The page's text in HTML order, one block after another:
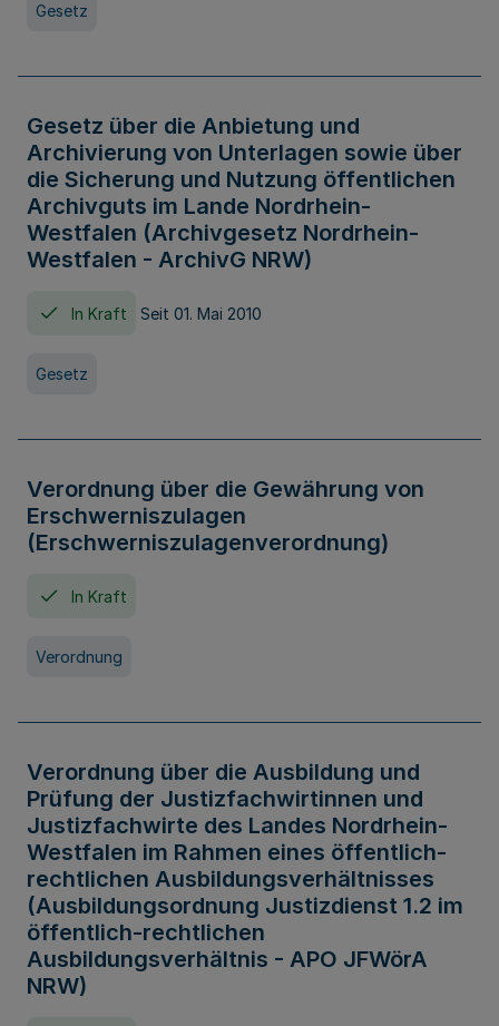
Gesetz
Gesetz über die Anbietung und
Archivierung von Unterlagen sowie über
die Sicherung und Nutzung öffentlichen
Archivguts im Lande Nordrhein-
Westfalen (Archivgesetz Nordrhein-
Westfalen - ArchivG NRW)
In Kraft Seit 01. Mai 2010
Gesetz
Verordnung über die Gewährung von
Erschwerniszulagen
(Erschwerniszulagenverordnung)
In Kraft
Verordnung
Verordnung über die Ausbildung und
Prüfung der Justizfachwirtinnen und
Justizfachwirte des Landes Nordrhein-
Westfalen im Rahmen eines öffentlich-
rechtlichen Ausbildungsverhältnisses
(Ausbildungsordnung Justizdienst 1.2 im
öffentlich-rechtlichen
Ausbildungsverhältnis - APO JFWörA
NRW)